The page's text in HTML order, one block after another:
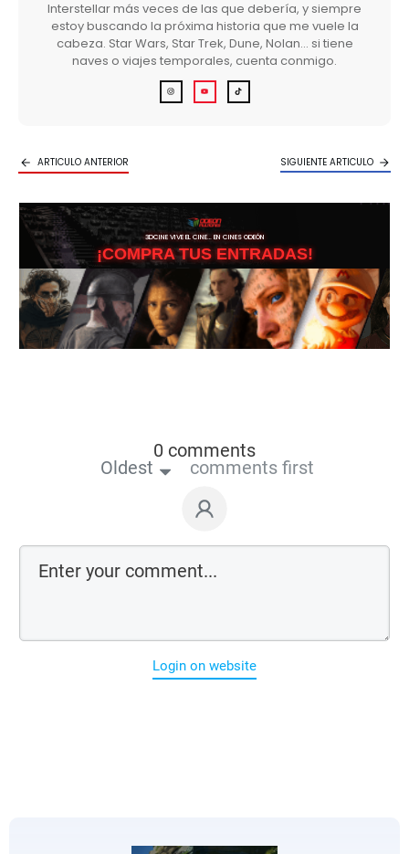
Interstellar más veces de las que debería, y siempre
estoy buscando la próxima historia que me vuele la
cabeza. Star Wars, Star Trek, Dune, Nolan… si tiene
naves o viajes temporales, cuenta conmigo.
ARTICULO ANTERIOR SIGUIENTE ARTICULO
3DCINE VIVE EL CINE… EN CINES ODEÓN
¡COMPRA TUS ENTRADAS!
0 comments
Oldest comments first
Login on website